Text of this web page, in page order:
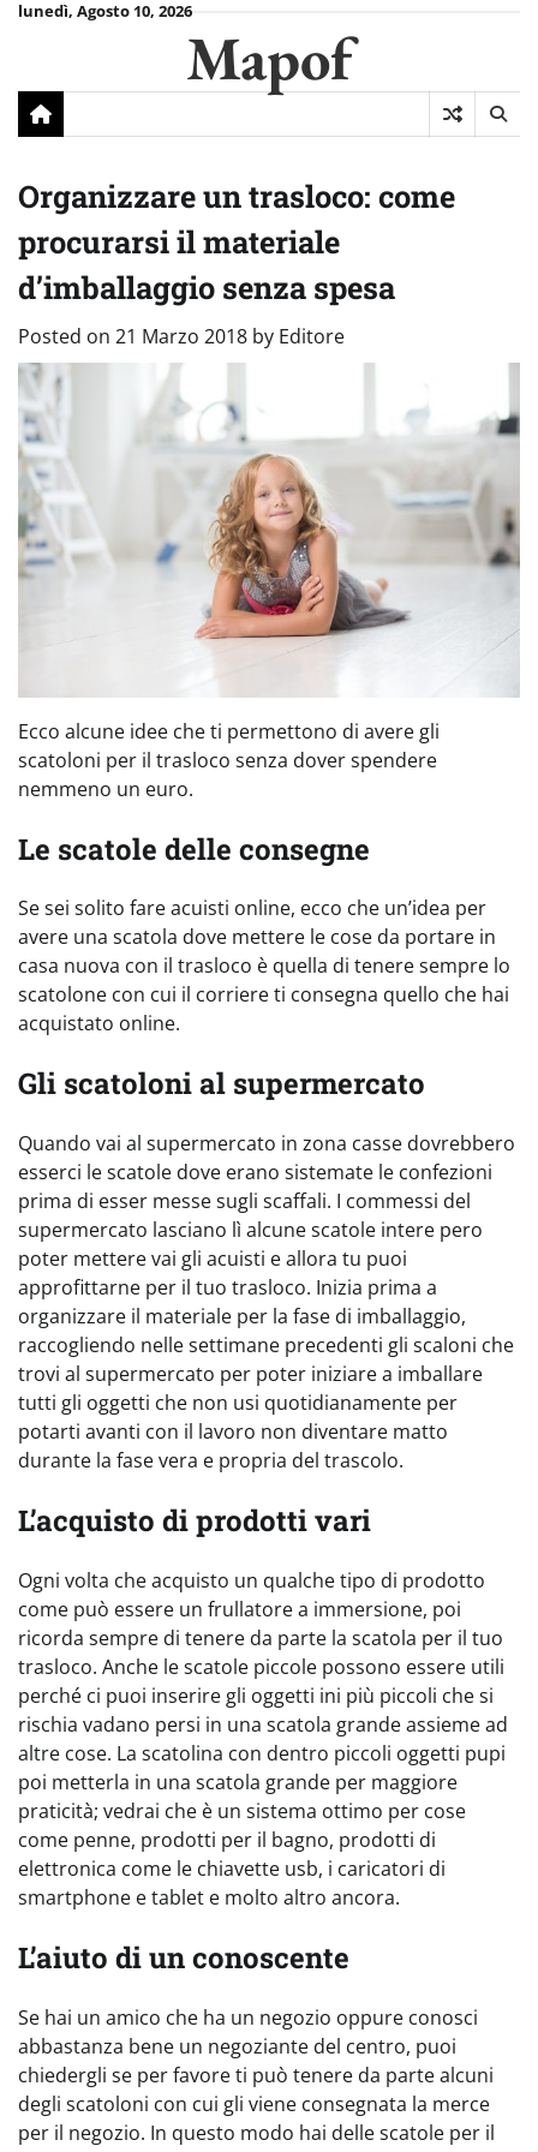
Skiplunedì, Agosto 10, 2026
Mapof
Organizzare un trasloco: come
procurarsi il materiale
d’imballaggio senza spesa
Posted on 21 Marzo 2018 by Editore
Ecco alcune idee che ti permettono di avere gli
scatoloni per il trasloco senza dover spendere
nemmeno un euro.
Le scatole delle consegne
Se sei solito fare acuisti online, ecco che un’idea per
avere una scatola dove mettere le cose da portare in
casa nuova con il trasloco è quella di tenere sempre lo
scatolone con cui il corriere ti consegna quello che hai
acquistato online.
Gli scatoloni al supermercato
Quando vai al supermercato in zona casse dovrebbero
esserci le scatole dove erano sistemate le confezioni
prima di esser messe sugli scaffali. I commessi del
supermercato lasciano lì alcune scatole intere pero
poter mettere vai gli acuisti e allora tu puoi
approfittarne per il tuo trasloco. Inizia prima a
organizzare il materiale per la fase di imballaggio,
raccogliendo nelle settimane precedenti gli scaloni che
trovi al supermercato per poter iniziare a imballare
tutti gli oggetti che non usi quotidianamente per
potarti avanti con il lavoro non diventare matto
durante la fase vera e propria del trascolo.
L’acquisto di prodotti vari
Ogni volta che acquisto un qualche tipo di prodotto
come può essere un frullatore a immersione, poi
ricorda sempre di tenere da parte la scatola per il tuo
trasloco. Anche le scatole piccole possono essere utili
perché ci puoi inserire gli oggetti ini più piccoli che si
rischia vadano persi in una scatola grande assieme ad
altre cose. La scatolina con dentro piccoli oggetti pupi
poi metterla in una scatola grande per maggiore
praticità; vedrai che è un sistema ottimo per cose
come penne, prodotti per il bagno, prodotti di
elettronica come le chiavette usb, i caricatori di
smartphone e tablet e molto altro ancora.
L’aiuto di un conoscente
Se hai un amico che ha un negozio oppure conosci
abbastanza bene un negoziante del centro, puoi
chiedergli se per favore ti può tenere da parte alcuni
degli scatoloni con cui gli viene consegnata la merce
per il negozio. In questo modo hai delle scatole per il